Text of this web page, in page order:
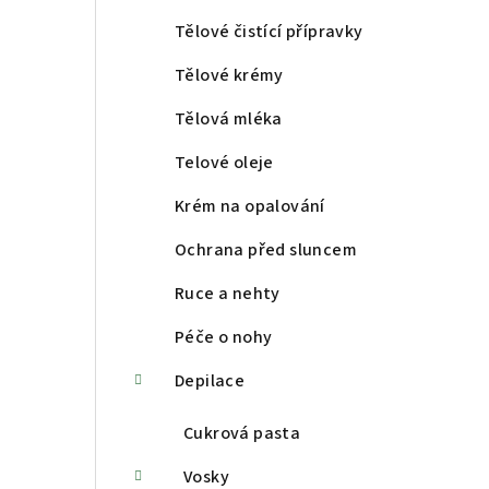
Tělové čistící přípravky
Tělové krémy
Tělová mléka
Telové oleje
Krém na opalování
Ochrana před sluncem
Ruce a nehty
Péče o nohy
Depilace
Cukrová pasta
Vosky